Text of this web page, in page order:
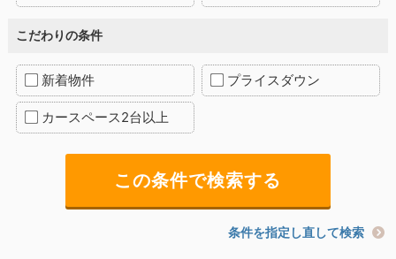
こだわりの条件
新着物件 プライスダウン
カースペース2台以上
条件を指定し直して検索